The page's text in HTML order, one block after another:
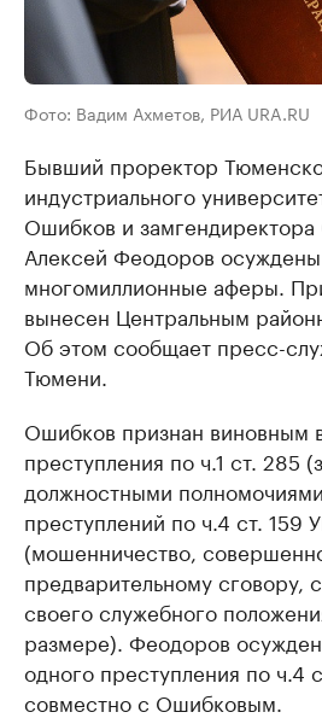
Фото: Вадим Ахметов, РИА URA.RU
Бывший проректор
индустриального
Ошибков и
Алексей Феодоров осуждены
многомиллионные аферы.
вынесен Центральным
Об этом сообщает пресс-
Тюмени.
Ошибков признан виновным
преступления по ч.1 ст. 285
должностными
преступлений по ч.4 ст. 159
(мошенничество,
предварительному сговору,
своего служебного
размере). Феодоров
одного преступления по ч.4
совместно с Ошибковым.